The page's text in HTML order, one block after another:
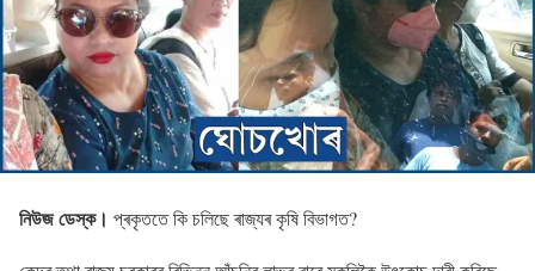
নিউজ ডেস্ক। প্ৰকৃততে কি চলিছে ৰাজ্যৰ কৃষি বিভাগত?